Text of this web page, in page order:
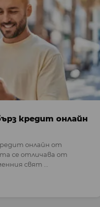
кредит онлайн
онлайн от
се отличава от
свят ...